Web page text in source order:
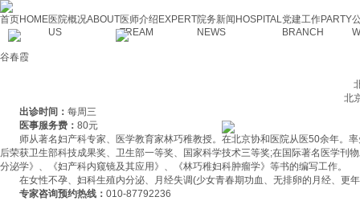
首页HOME医院概况ABOUT
US
医师介绍 EXPERT
TREAM
院务新闻 HOSPITAL
NEWS
党建工作PARTY
BRANCH
谷春霞
北
北京
出诊时间： 每周三
医事服务费： 80元
师从著名妇产科专家、医学教育家林巧稚教授。在北京协和医院从医50余年。
后荣获卫生部科技成果奖、卫生部一等奖、国家科学技术三等奖;在国际著名医学
分泌学》、《妇产科内窥镜及其应用》、《林巧稚妇科肿瘤学》等书的编写工作。
在女性不孕、妇科生殖内分泌、月经失调(少女青春期功血、无排卵的月经、更
专家咨询预约热线： 010-87792236